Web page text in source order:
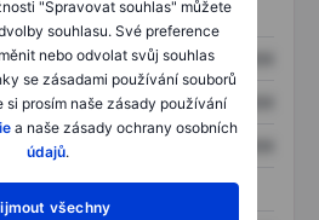
"Spravovat souhlas" můžete
souhlasu. Své preference
nebo odvolat svůj souhlas
se zásadami používání souborů
si prosím naše zásady používání
a naše zásady ochrany osobních
údajů.
všechny
XXXXXXX XXXXXXX
XXXXXXX XXXXXXX